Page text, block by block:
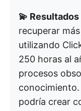
💫
recuperar
utilizando
250 horas al
procesos
conocimiento.
podría crear